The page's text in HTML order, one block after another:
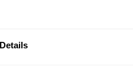
Details